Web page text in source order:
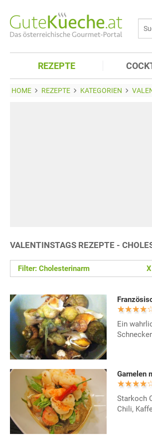
REZEPTE
HOME REZEPTE KATEGORIEN
VALENTINSTAGS REZEPTE -
Filter: Cholesterinarm X
Ein
Garnelen
Starkoch
Chili,